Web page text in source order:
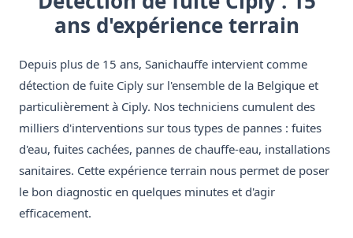
ans d'expérience terrain
Depuis plus de 15 ans, Sanichauffe intervient comme
détection de fuite Ciply sur l'ensemble de la Belgique et
particulièrement à Ciply. Nos techniciens cumulent des
milliers d'interventions sur tous types de pannes : fuites
d'eau, fuites cachées, pannes de chauffe-eau, installations
sanitaires. Cette expérience terrain nous permet de poser
le bon diagnostic en quelques minutes et d'agir
efficacement.